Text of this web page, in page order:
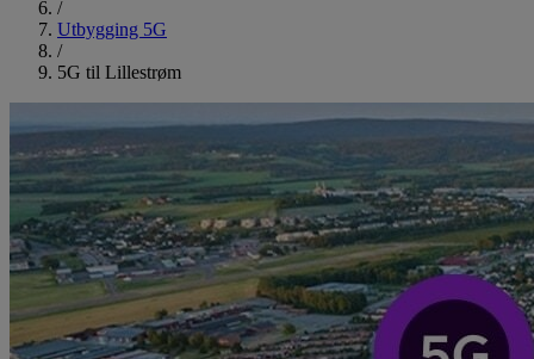
/
Utbygging 5G
/
5G til Lillestrøm